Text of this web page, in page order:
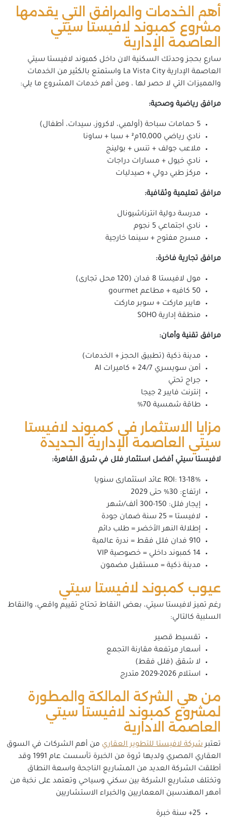
أهم الخدمات والمرافق التي يقدمها
مشروع كمبوند لافيستا سيتي
العاصمة الإدارية
سارع بحجز وحدتك السكنية الان داخل كمبوند لافيستا سيتي
العاصمة الإدارية La Vista City واستمتع بالكثير من الخدمات
والمميزات التي لا حصر لها ، ومن أهم خدمات المشروع ما يلي:
مرافق رياضية وصحية:
5 حمامات سباحة (أولمبي، لاكروز، سيدات، أطفال)
نادي رياضي 10,000م² + سبا + ساونا
ملاعب جولف + تنس + بولينج
نادي خيول + مسارات دراجات
مركز طبي دولي + صيدليات
مرافق تعليمية وثقافية:
مدرسة دولية انترناشيونال
نادي اجتماعي 5 نجوم
مسرح مفتوح + سينما خارجية
مرافق تجارية فاخرة:
مول لافيستا 8 فدان (120 محل تجارى)
50 كافيه + مطاعم gourmet
هايبر ماركت + سوبر ماركت
منطقة إدارية SOHO
مرافق تقنية وأمان:
مدينة ذكية (تطبيق الحجز + الخدمات)
أمن سويسري 24/7 + كاميرات AI
جراج تحتي
إنترنت فايبر 2 جيجا
طاقة شمسية 70%
مزايا الاستثمار فى كمبوند لافيستا
سيتي العاصمة الإدارية الجديدة
لافيستا سيتي أفضل استثمار فلل في شرق القاهرة:
ROI: 13-18% عائد استثمارى سنويا
ارتفاع: 30% حتى 2029
إيجار فلل: 150-300 ألف/شهر
لافيستا = 25 سنة ضمان جودة
إطلالة النهر الأخضر = طلب دائم
910 فدان فلل فقط = ندرة عالمية
14 كمبوند داخلي = خصوصية VIP
مدينة ذكية = مستقبل مضمون
عيوب كمبوند لافيستا سيتي
رغم تميز لافيستا سيتي، بعض النقاط تحتاج تقييم واقعي، والنقاط
السلبية كالتالي:
تقسيط قصير
أسعار مرتفعة مقارنة التجمع
لا شقق (فلل فقط)
استلام 2026-2029 متدرج
من هي الشركة المالكة والمطورة
لمشروع كمبوند لافيستا سيتي
العاصمة الادارية
تعتبرشركة لافيستا للتطوير العقاريمن أهم الشركات في السوق
العقاري المصري ولديها ثروة من الخبرة تأسست عام 1991 وقد
أطلقت الشركة العديد من المشاريع الناجحة واسعة النطاق
وتختلف مشاريع الشركة بين سكني وسياحي وتعتمد على نخبة من
أمهر المهندسين المعماريين والخبراء الاستشاريين
25+ سنة خبرة